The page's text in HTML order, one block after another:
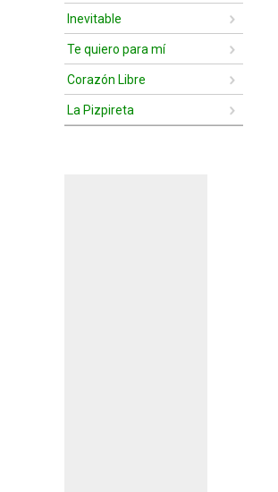
Inevitable
Te quiero para mí
Corazón Libre
La Pizpireta